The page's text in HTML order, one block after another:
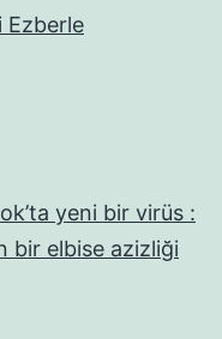
Ezberle
yeni bir virüs :
bir elbise azizliği